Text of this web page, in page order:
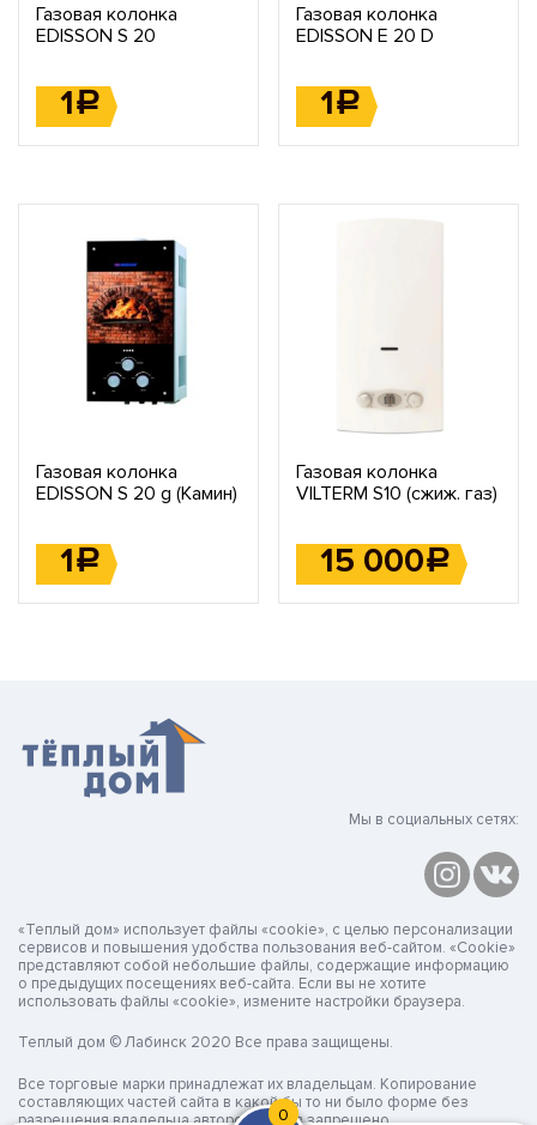
Газовая колонка
EDISSON S 20
1Р
Газовая колонка
EDISSON E 20 D
1Р
Газовая колонка
EDISSON S 20 g (Камин)
1Р
Газовая колонка
VILTERM S10 (сжиж. газ)
15 000Р
Мы в социальных сетях:
«Теплый дом» использует файлы «cookie», с целью персонализации
сервисов и повышения удобства пользования веб-сайтом. «Cookie»
представляют собой небольшие файлы, содержащие информацию
о предыдущих посещениях веб-сайта. Если вы не хотите
использовать файлы «cookie», измените настройки браузера.
Теплый дом © Лабинск 2020 Все права защищены.
Все торговые марки принадлежат их владельцам. Копирование
составляющих частей сайта в какой бы то ни было форме без
разрешения владельца авторских прав запрещено.
0